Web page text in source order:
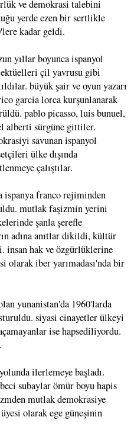
ve demokrasi talebini
yerde ezen bir sertlikle
kadar geldi.
yıllar boyunca ispanyol
çil yavrusu gibi
büyük şair ve oyun yazarı
garcia lorca kurşunlanarak
pablo picasso, luis bunuel,
alberti sürgüne gittiler.
savunan ispanyol
ülke dışında
çalıştılar.
ispanya franco rejiminden
mutlak faşizmin yerini
şanla şerefle
adına anıtlar dikildi, kültür
insan hak ve özgürlüklerine
olarak iber yarımadası'nda bir
yunanistan'da 1960'larda
siyasi cinayetler ülkeyi
ise hapsediliyordu.
ilerlemeye başladı.
subaylar ömür boyu hapis
mutlak demokrasiye
olarak ege güneşinin